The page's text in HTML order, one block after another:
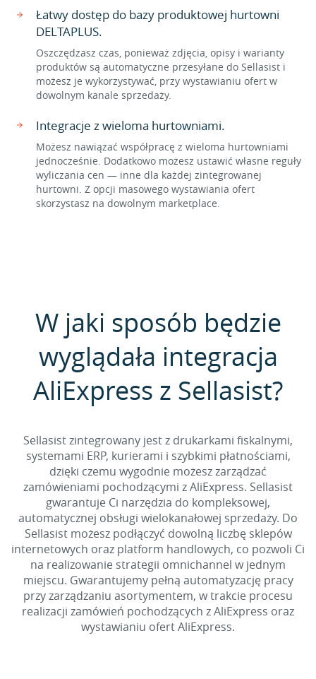
Łatwy dostęp do bazy produktowej hurtowni
DELTAPLUS.
Oszczędzasz czas, ponieważ zdjęcia, opisy i warianty
produktów są automatyczne przesyłane do Sellasist i
możesz je wykorzystywać, przy wystawianiu ofert w
dowolnym kanale sprzedaży.
Integracje z wieloma hurtowniami.
Możesz nawiązać współpracę z wieloma hurtowniami
jednocześnie. Dodatkowo możesz ustawić własne reguły
wyliczania cen — inne dla każdej zintegrowanej
hurtowni. Z opcji masowego wystawiania ofert
skorzystasz na dowolnym marketplace.
W jaki sposób będzie
wyglądała integracja
AliExpress z Sellasist?
Sellasist zintegrowany jest z drukarkami fiskalnymi,
systemami ERP, kurierami i szybkimi płatnościami,
dzięki czemu wygodnie możesz zarządzać
zamówieniami pochodzącymi z AliExpress. Sellasist
gwarantuje Ci narzędzia do kompleksowej,
automatycznej obsługi wielokanałowej sprzedaży. Do
Sellasist możesz podłączyć dowolną liczbę sklepów
internetowych oraz platform handlowych, co pozwoli Ci
na realizowanie strategii omnichannel w jednym
miejscu. Gwarantujemy pełną automatyzację pracy
przy zarządzaniu asortymentem, w trakcie procesu
realizacji zamówień pochodzących z AliExpress oraz
wystawianiu ofert AliExpress.